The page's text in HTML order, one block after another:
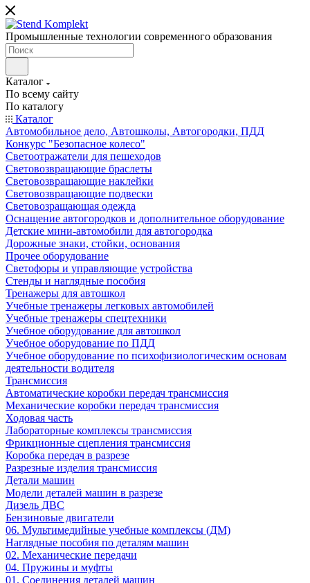
Промышленные технологии современного образования
Каталог
По всему сайту
По каталогу
Каталог
Автомобильное дело, Автошколы, Автогородки, ПДД
Конкурс "Безопасное колесо"
Светоотражатели для пешеходов
Световозвращающие браслеты
Световозвращающие наклейки
Световозвращающие подвески
Световозращающая одежда
Оснащение автогородков и дополнительное оборудование
Детские мини-автомобили для автогородка
Дорожные знаки, стойки, основания
Прочее оборудование
Светофоры и управляющие устройства
Стенды и наглядные пособия
Тренажеры для автошкол
Учебные тренажеры легковых автомобилей
Учебные тренажеры спецтехники
Учебное оборудование для автошкол
Учебное оборудование по ПДД
Учебное оборудование по психофизиологическим основам
деятельности водителя
Трансмиссия
Автоматические коробки передач трансмиссия
Механические коробки передач трансмиссия
Ходовая часть
Лабораторные комплексы трансмиссия
Фрикционные сцепления трансмиссия
Коробка передач в разрезе
Разрезные изделия трансмиссия
Детали машин
Модели деталей машин в разрезе
Дизель ДВС
Бензиновые двигатели
06. Мультимедийные учебные комплексы (ДМ)
Наглядные пособия по деталям машин
02. Механические передачи
04. Пружины и муфты
01. Соединения деталей машин